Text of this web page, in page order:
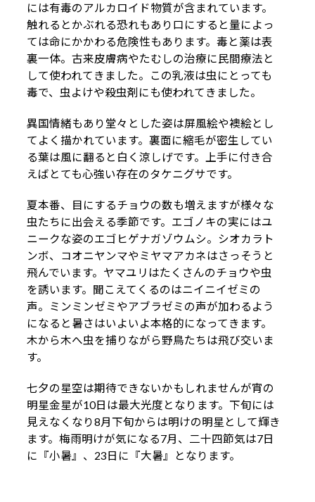
には有毒のアルカロイド物質が含まれています。
触れるとかぶれる恐れもあり口にすると量によっ
ては命にかかわる危険性もあります。毒と薬は表
裏一体。古来皮膚病やたむしの治療に民間療法と
して使われてきました。この乳液は虫にとっても
毒で、虫よけや殺虫剤にも使われてきました。
異国情緒もあり堂々とした姿は屏風絵や襖絵とし
てよく描かれています。裏面に縮毛が密生してい
る葉は風に翻ると白く涼しげです。上手に付き合
えばとても心強い存在のタケニグサです。
夏本番、目にするチョウの数も増えますが様々な
虫たちに出会える季節です。エゴノキの実にはユ
ニークな姿のエゴヒゲナガゾウムシ。シオカラト
ンボ、コオニヤンマやミヤマアカネはさっそうと
飛んでいます。ヤマユリはたくさんのチョウや虫
を誘います。聞こえてくるのはニイニイゼミの
声。ミンミンゼミやアブラゼミの声が加わるよう
になると暑さはいよいよ本格的になってきます。
木から木へ虫を捕りながら野鳥たちは飛び交いま
す。
七夕の星空は期待できないかもしれませんが宵の
明星金星が10日は最大光度となります。下旬には
見えなくなり8月下旬からは明けの明星として輝き
ます。梅雨明けが気になる7月、二十四節気は7日
に『小暑』、23日に『大暑』となります。